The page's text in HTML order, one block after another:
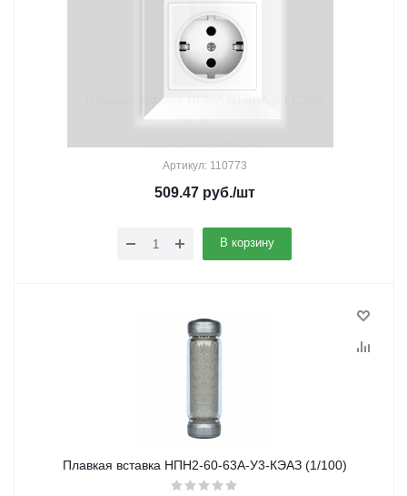
Плавкая вставка НПН2-60-40А-У3 КЭАЗ
Артикул: 110773
509.47руб./шт
В корзину
Плавкая вставка НПН2-60-63А-У3-КЭАЗ (1/100)